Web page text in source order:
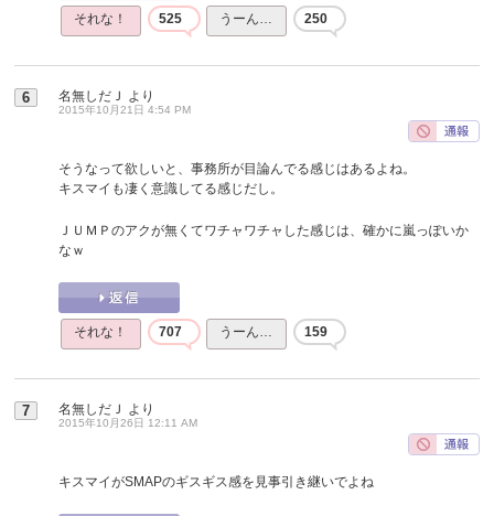
それな！ 525 うーん… 250
6 名無しだＪ より
2015年10月21日 4:54 PM
そうなって欲しいと、事務所が目論んでる感じはあるよね。
キスマイも凄く意識してる感じだし。
ＪＵＭＰのアクが無くてワチャワチャした感じは、確かに嵐っぽいか
なｗ
それな！ 707 うーん… 159
7 名無しだＪ より
2015年10月26日 12:11 AM
キスマイがSMAPのギスギス感を見事引き継いでよね